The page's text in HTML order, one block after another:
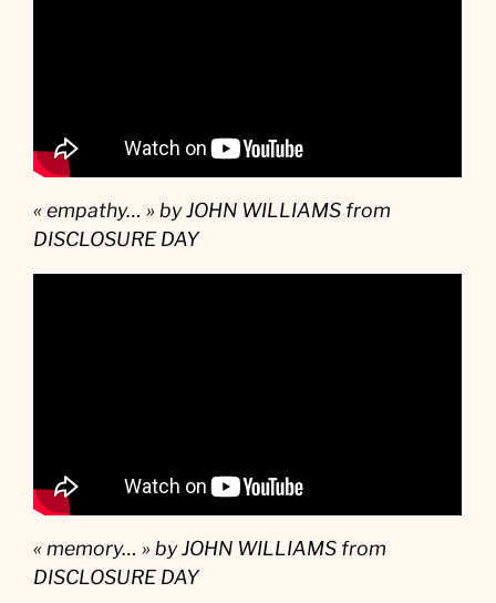
« empathy… » by JOHN WILLIAMS from
DISCLOSURE DAY
« memory… » by JOHN WILLIAMS from
DISCLOSURE DAY